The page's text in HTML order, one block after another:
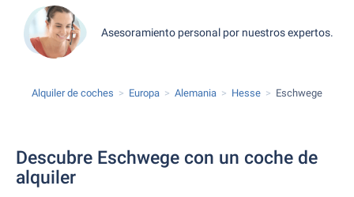
Asesoramiento personal por nuestros expertos.
Alquiler de coches Europa Alemania Hesse Eschwege
Descubre Eschwege con un coche de
alquiler